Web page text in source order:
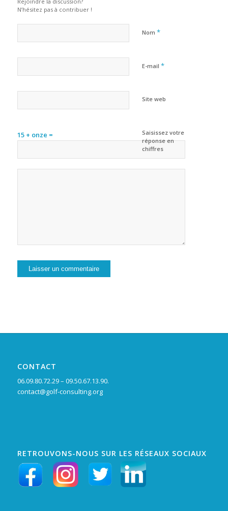
N’hésitez pas à contribuer !
Nom *
E-mail *
Site web
Saisissez votre
réponse en
chiffres
15 + onze =
CONTACT
06.09.80.72.29 – 09.50.67.13.90.
contact@golf-consulting.org
RETROUVONS-NOUS SUR LES RÉSEAUX SOCIAUX